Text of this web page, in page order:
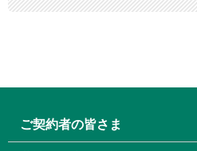
ご契約者の皆さま